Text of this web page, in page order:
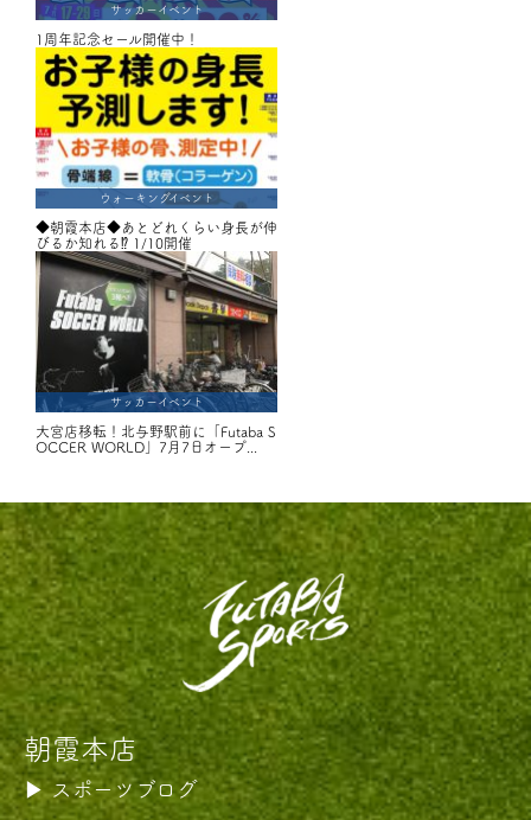
サッカーイベント
1周年記念セール開催中！
ウォーキングイベント
◆朝霞本店◆あとどれくらい身長が伸
びるか知れる⁉ 1/10開催
サッカーイベント
大宮店移転！北与野駅前に「Futaba S
OCCER WORLD」7月7日オープ...
朝霞本店
スポーツブログ